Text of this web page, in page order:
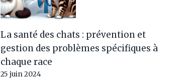
La santé des chats : prévention et
gestion des problèmes spécifiques à
chaque race
25 juin 2024